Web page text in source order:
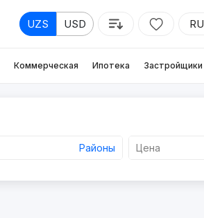
UZS USD RU
Коммерческая Ипотека Застройщики
Районы Цена